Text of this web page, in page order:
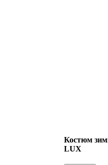
Костюм
LUX